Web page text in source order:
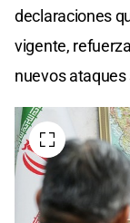
declaraciones
vigente,
nuevos ataques